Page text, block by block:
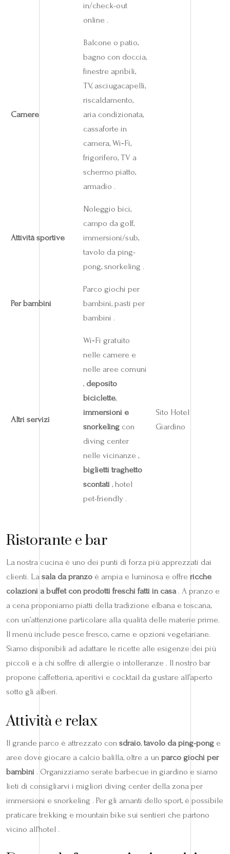
in/check-out
online .
Camere
Balcone o patio,
bagno con doccia,
finestre apribili,
TV, asciugacapelli,
riscaldamento,
aria condizionata,
cassaforte in
camera, Wi‑Fi,
frigorifero, TV a
schermo piatto,
armadio .
Attività sportive
Noleggio bici,
campo da golf,
immersioni/sub,
tavolo da ping-
pong, snorkeling .
Per bambini
Parco giochi per
bambini, pasti per
bambini .
Altri servizi
Wi‑Fi gratuito
nelle camere e
nelle aree comuni
, deposito
biciclette,
immersioni e
snorkelingcon
diving center
nelle vicinanze ,
biglietti traghetto
scontati, hotel
pet-friendly .
Sito Hotel
Giardino
Ristorante e bar
La nostra cucina è uno dei punti di forza più apprezzati dai
clienti. La sala da pranzo è ampia e luminosa e offre ricche
colazioni a buffet con prodotti freschi fatti in casa. A pranzo e
a cena proponiamo piatti della tradizione elbana e toscana,
con un’attenzione particolare alla qualità delle materie prime.
Il menù include pesce fresco, carne e opzioni vegetariane.
Siamo disponibili ad adattare le ricette alle esigenze dei più
piccoli e a chi soffre di allergie o intolleranze . Il nostro bar
propone caffetteria, aperitivi e cocktail da gustare all’aperto
sotto gli alberi.
Attività e relax
Il grande parco è attrezzato con sdraio, tavolo da ping-pong e
aree dove giocare a calcio balilla, oltre a un parco giochi per
bambini . Organizziamo serate barbecue in giardino e siamo
lieti di consigliarvi i migliori diving center della zona per
immersioni e snorkeling . Per gli amanti dello sport, è possibile
praticare trekking e mountain bike sui sentieri che partono
vicino all’hotel .